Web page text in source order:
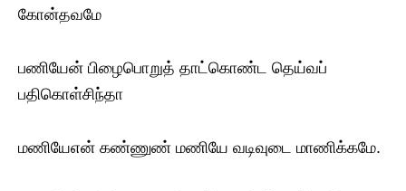
கோன்தவமே
பணியேன் பிழைபொறுத் தாட்கொண்ட தெய்வப்
பதிகொள்சிந்தா
மணியேஎன் கண்ணுண் மணியே வடிவுடை மாணிக்கமே.